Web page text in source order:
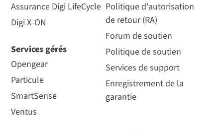
Assurance Digi LifeCycle
Digi X-ON
Services gérés
Opengear
Particule
SmartSense
Ventus
Politique d'autorisation
de retour (RA)
Forum de soutien
Politique de soutien
Services de support
Enregistrement de la
garantie